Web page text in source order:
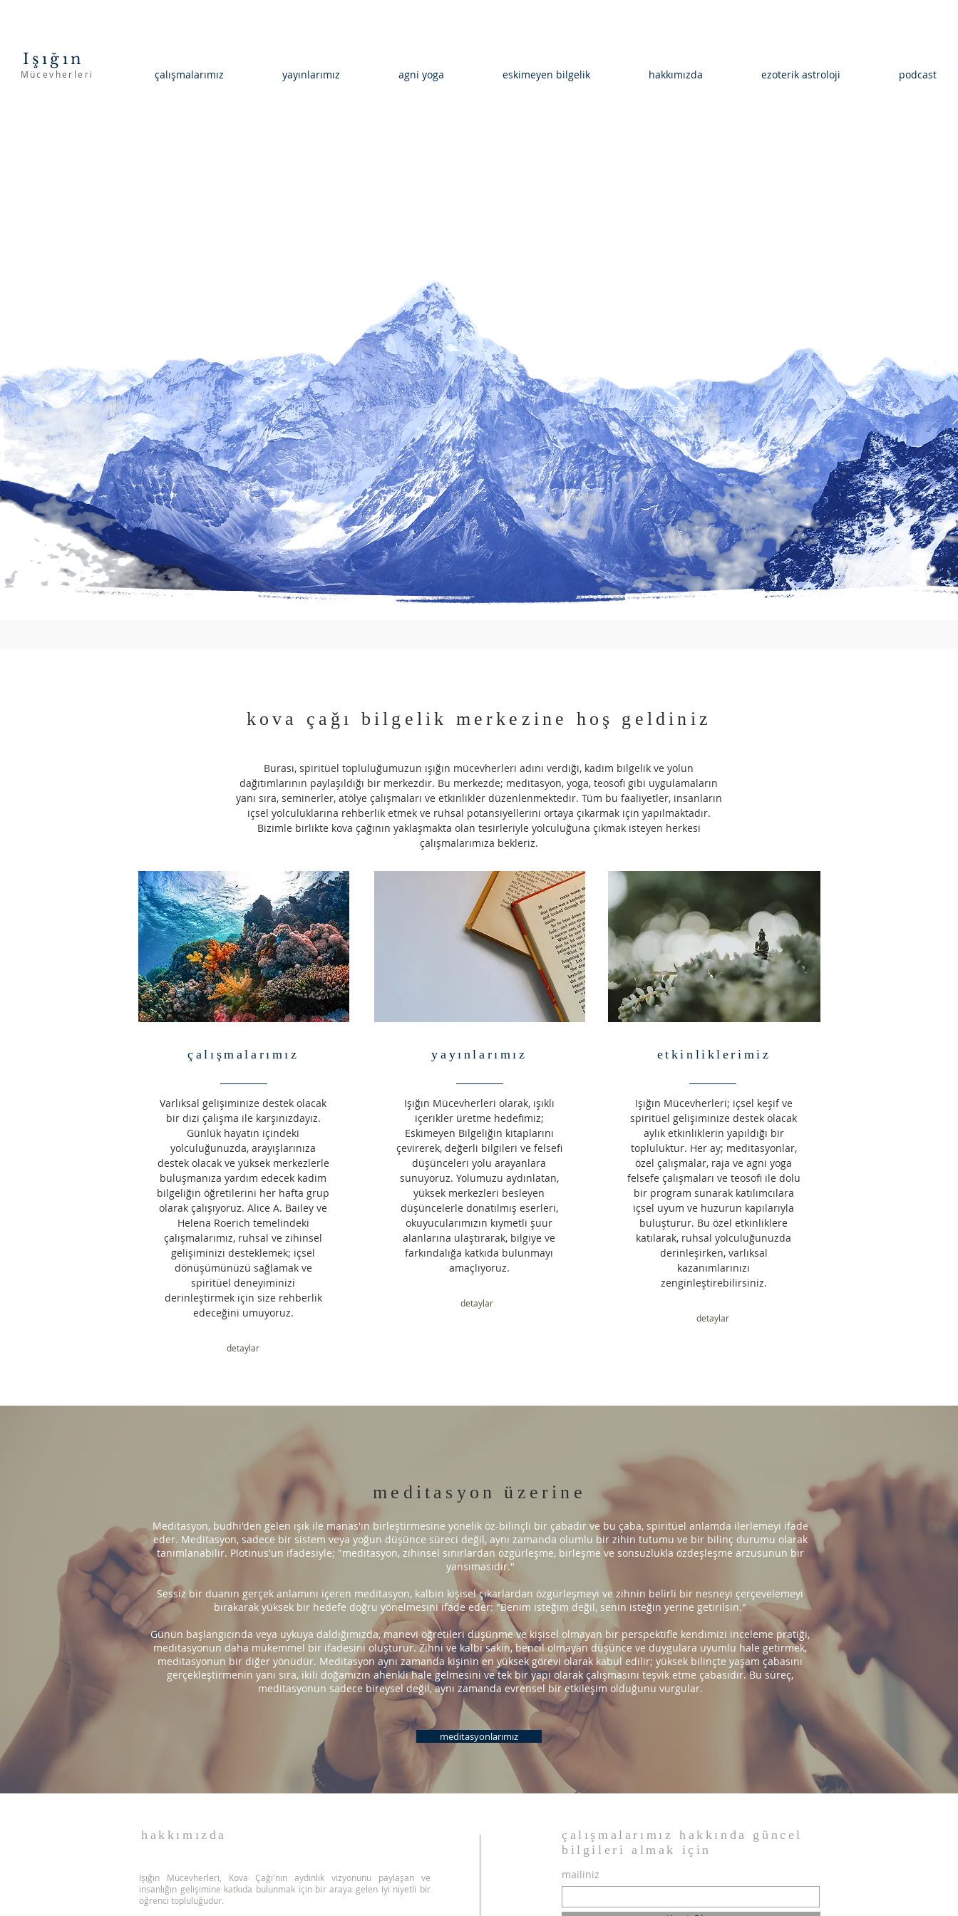
Işığın
Mücevherleri çalışmalarımız yayınlarımız agni yoga eskimeyen bilgelik hakkımızda ezoterik astroloji podcast
kova çağı bilgelik merkezine hoş geldiniz
Burası, spiritüel topluluğumuzun ışığın mücevherleri adını verdiği, kadim bilgelik ve yolun
dağıtımlarının paylaşıldığı bir merkezdir. Bu merkezde; meditasyon, yoga, teosofi gibi uygulamaların
yanı sıra, seminerler, atölye çalışmaları ve etkinlikler düzenlenmektedir. Tüm bu faaliyetler, insanların
içsel yolculuklarına rehberlik etmek ve ruhsal potansiyellerini ortaya çıkarmak için yapılmaktadır.
Bizimle birlikte kova çağının yaklaşmakta olan tesirleriyle yolculuğuna çıkmak isteyen herkesi
çalışmalarımıza bekleriz.
çalışmalarımız
Varlıksal gelişiminize destek olacak
bir dizi çalışma ile karşınızdayız.
Günlük hayatın içindeki
yolculuğunuzda, arayışlarınıza
destek olacak ve yüksek merkezlerle
buluşmanıza yardım edecek kadim
bilgeliğin öğretilerini her hafta grup
olarak çalışıyoruz. Alice A. Bailey ve
Helena Roerich temelindeki
çalışmalarımız, ruhsal ve zihinsel
gelişiminizi desteklemek; içsel
dönüşümünüzü sağlamak ve
spiritüel deneyiminizi
derinleştirmek için size rehberlik
edeceğini umuyoruz.
detaylar
yayınlarımız
Işığın Mücevherleri olarak, ışıklı
içerikler üretme hedefimiz;
Eskimeyen Bilgeliğin kitaplarını
çevirerek, değerli bilgileri ve felsefi
düşünceleri yolu arayanlara
sunuyoruz. Yolumuzu aydınlatan,
yüksek merkezleri besleyen
düşüncelerle donatılmış eserleri,
okuyucularımızın kıymetli şuur
alanlarına ulaştırarak, bilgiye ve
farkındalığa katkıda bulunmayı
amaçlıyoruz.
detaylar
etkinliklerimiz
Işığın Mücevherleri; içsel keşif ve
spiritüel gelişiminize destek olacak
aylık etkinliklerin yapıldığı bir
topluluktur. Her ay; meditasyonlar,
özel çalışmalar, raja ve agni yoga
felsefe çalışmaları ve teosofi ile dolu
bir program sunarak katılımcılara
içsel uyum ve huzurun kapılarıyla
buluşturur. Bu özel etkinliklere
katılarak, ruhsal yolculuğunuzda
derinleşirken, varlıksal
kazanımlarınızı
zenginleştirebilirsiniz.
detaylar
meditasyon üzerine
Meditasyon, budhi'den gelen ışık ile manas'ın birleştirmesine yönelik öz-bilinçli bir çabadır ve bu çaba, spiritüel anlamda ilerlemeyi ifade
eder. Meditasyon, sadece bir sistem veya yoğun düşünce süreci değil, aynı zamanda olumlu bir zihin tutumu ve bir bilinç durumu olarak
tanımlanabilir. Plotinus'un ifadesiyle; "meditasyon, zihinsel sınırlardan özgürleşme, birleşme ve sonsuzlukla özdeşleşme arzusunun bir
yansımasıdır."
Sessiz bir duanın gerçek anlamını içeren meditasyon, kalbin kişisel çıkarlardan özgürleşmeyi ve zihnin belirli bir nesneyi çerçevelemeyi
bırakarak yüksek bir hedefe doğru yönelmesini ifade eder: "Benim isteğim değil, senin isteğin yerine getirilsin."
Günün başlangıcında veya uykuya daldığımızda, manevi öğretileri düşünme ve kişisel olmayan bir perspektifle kendimizi inceleme pratiği,
meditasyonun daha mükemmel bir ifadesini oluşturur. Zihni ve kalbi sakin, bencil olmayan düşünce ve duygulara uyumlu hale getirmek,
meditasyonun bir diğer yönüdür. Meditasyon aynı zamanda kişinin en yüksek görevi olarak kabul edilir; yüksek bilinçte yaşam çabasını
gerçekleştirmenin yanı sıra, ikili doğamızın ahenkli hale gelmesini ve tek bir yapı olarak çalışmasını teşvik etme çabasıdır. Bu süreç,
meditasyonun sadece bireysel değil, aynı zamanda evrensel bir etkileşim olduğunu vurgular.
meditasyonlarımız
hakkımızda
Işığın Mücevherleri, Kova Çağı'nın aydınlık vizyonunu paylaşan ve
insanlığın gelişimine katkıda bulunmak için bir araya gelen iyi niyetli bir
öğrenci topluluğudur.
çalışmalarımız hakkında güncel
bilgileri almak için
mailiniz